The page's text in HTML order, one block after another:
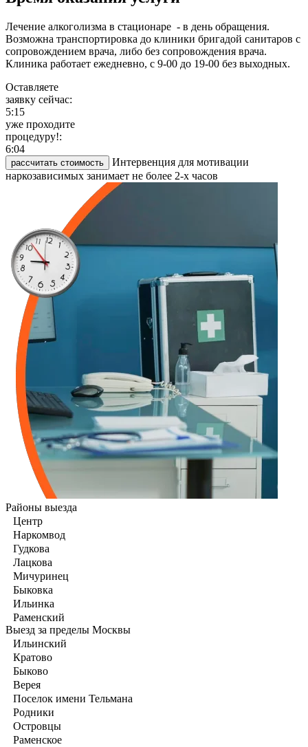
Лечение алкоголизма в стационаре - в день обращения.
Возможна транспортировка до клиники бригадой санитаров с
сопровождением врача, либо без сопровождения врача.
Клиника работает ежедневно, с 9-00 до 19-00 без выходных.
Оставляете
заявку сейчас:
5:15
уже проходите
процедуру!:
6:04
рассчитать стоимость
Интервенция для мотивации
наркозависимых занимает не более 2-х часов
Районы выезда
Центр
Наркомвод
Гудкова
Лацкова
Мичуринец
Быковка
Ильинка
Раменский
Выезд за пределы Москвы
Ильинский
Кратово
Быково
Верея
Поселок имени Тельмана
Родники
Островцы
Раменское